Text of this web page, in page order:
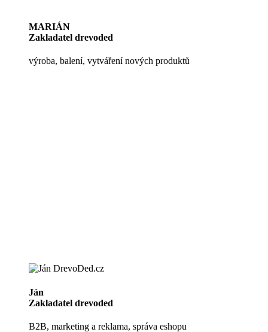
MARIÁN
Zakladatel drevoded
výroba, balení, vytváření nových produktů
Ján
Zakladatel drevoded
B2B, marketing a reklama, správa eshopu